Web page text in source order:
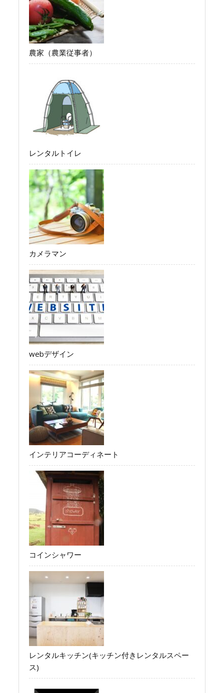
農家（農業従事者）
レンタルトイレ
カメラマン
webデザイン
インテリアコーディネート
コインシャワー
レンタルキッチン(キッチン付きレンタルスペー
ス)